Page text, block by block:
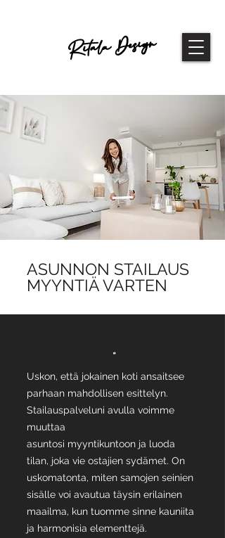
Ritala Design
ASUNNON STAILAUS
MYYNTIÄ VARTEN
"
Uskon, että jokainen koti ansaitsee
parhaan mahdollisen esittelyn.
Stailauspalveluni avulla voimme
muuttaa
asuntosi myyntikuntoon ja luoda
tilan, joka vie ostajien sydämet. On
uskomatonta, miten samojen seinien
sisälle voi avautua täysin erilainen
maailma, kun tuomme sinne kauniita
ja harmonisia elementtejä.